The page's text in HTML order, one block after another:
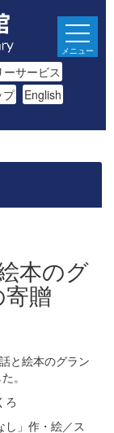
サービス
プ English
メニュー
本のグ
贈
と絵本のグラン
。
ろ
し」作・絵／ス